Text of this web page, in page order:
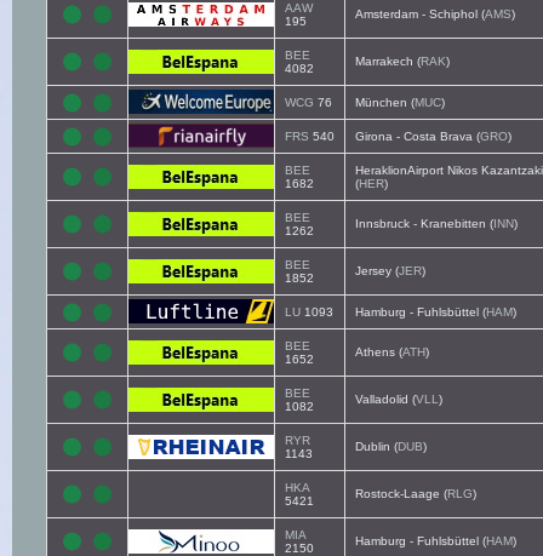
AAW
195
Amsterdam - Schiphol (AMS)
BEE
4082
Marrakech (RAK)
WCG 76 München (MUC)
FRS 540 Girona - Costa Brava (GRO)
BEE
1682
HeraklionAirport Nikos
(HER)
BEE
1262
Innsbruck - Kranebitten (INN)
BEE
1852
Jersey (JER)
LU 1093 Hamburg - Fuhlsbüttel (HAM)
BEE
1652
Athens (ATH)
BEE
1082
Valladolid (VLL )
RYR
1143
Dublin (DUB)
HKA
5421
Rostock-Laage (RLG)
MIA
2150
Hamburg - Fuhlsbüttel (HAM)